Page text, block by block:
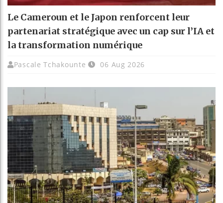
Le Cameroun et le Japon renforcent leur
partenariat stratégique avec un cap sur l’IA et
la transformation numérique
Pascale Tchakounte 06 Aug 2026